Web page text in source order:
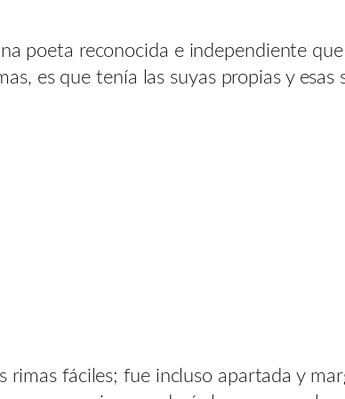
poeta reconocida e independiente
es que tenía las suyas propias y esas
rimas fáciles; fue incluso apartada y